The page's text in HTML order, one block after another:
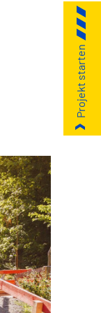
Projekt starten